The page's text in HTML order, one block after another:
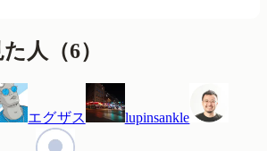
人 （6）
エグザス lupinsankle